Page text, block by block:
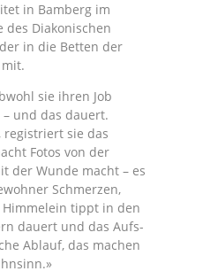
in Bamberg im
des Diakonischen
in die Betten der
sie ihren Job
und das dauert.
registriert sie das
Fotos von der
der Wunde macht – es
Schmerzen,
tippt in den
dauert und das Aufs-
Ablauf, das machen